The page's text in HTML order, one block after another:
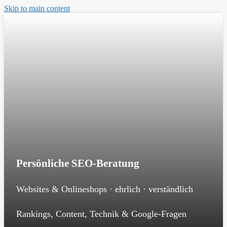
Skip to main content
Persönliche SEO-Beratung
Websites & Onlineshops · ehrlich · verständlich
Rankings, Content, Technik & Google-Fragen